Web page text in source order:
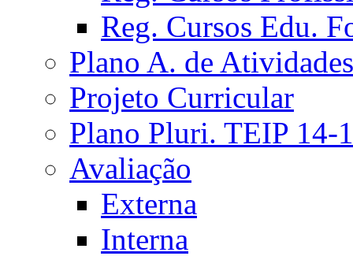
Reg. Cursos Edu.
Plano A. de Atividades
Projeto Curricular
Plano Pluri. TEIP 14-
Avaliação
Externa
Interna